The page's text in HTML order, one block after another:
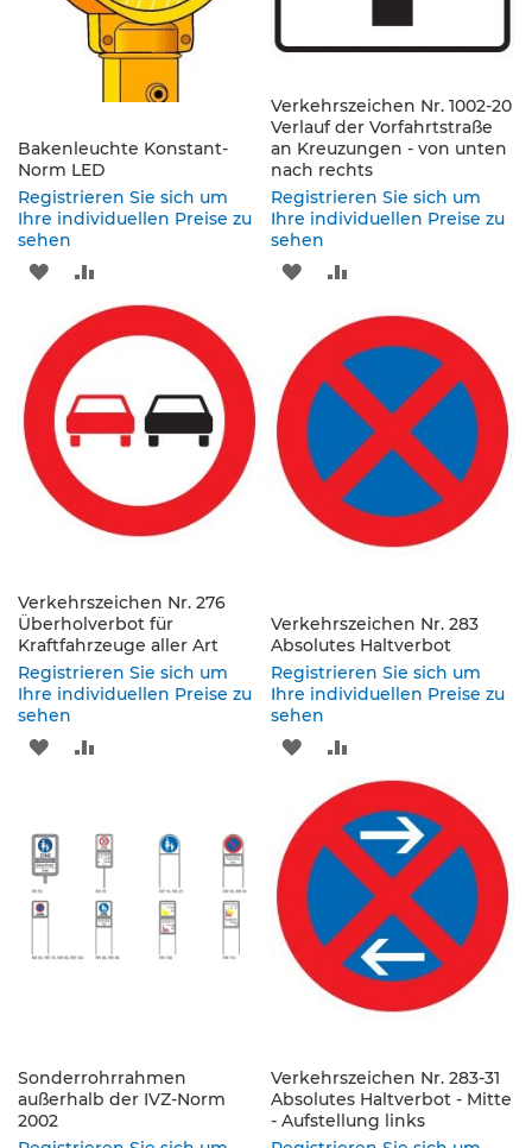
e
V
e
r
k
e
z
n
t
s
ä
u
l
e
n
i
t
p
l
a
e
i
t
Bakenleuchte Konstant-
Norm LED
Registrieren Sie sich um
Ihre individuellen Preise zu
sehen
ZUR
WUNSCHLISTE
HINZUFÜGEN
VERGLEICHSLISTE
HINZUFÜGEN
Verkehrszeichen Nr. 1002-20
Verlauf der Vorfahrtstraße
an Kreuzungen - von unten
nach rechts
Registrieren Sie sich um
Ihre individuellen Preise zu
sehen
ZUR
WUNSCHLISTE
HINZUFÜGEN
VERGLEICHSLISTE
HINZUFÜGEN
Verkehrszeichen Nr. 276
Überholverbot für
Kraftfahrzeuge aller Art
Registrieren Sie sich um
Ihre individuellen Preise zu
sehen
ZUR
HINZUFÜGEN
HINZUFÜGEN
Verkehrszeichen Nr. 283
Absolutes Haltverbot
Registrieren Sie sich um
Ihre individuellen Preise zu
sehen
ZUR
WUNSCHLISTE
HINZUFÜGEN
VERGLEICHSLISTE
HINZUFÜGEN
Sonderrohrrahmen
außerhalb der IVZ-Norm
2002
Verkehrszeichen Nr. 283-31
Absolutes Haltverbot - Mitte
- Aufstellung links